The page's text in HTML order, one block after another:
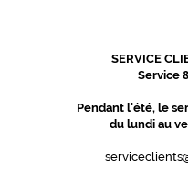
SERVICE
Service
Pendant l'été, le
du lundi au